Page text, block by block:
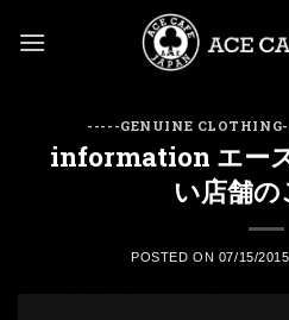
-----GENUINE
information エー
い店舗の
POSTED ON 07/15/2015